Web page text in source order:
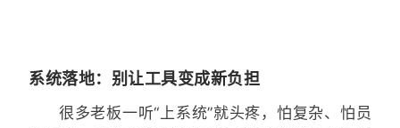
系统落地：别让工具变成新负担
很多老板一听“上系统”就头疼，怕复杂、怕员